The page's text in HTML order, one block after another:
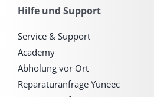
Hilfe und Support
Service & Support
Academy
Abholung vor Ort
Reparaturanfrage Yuneec